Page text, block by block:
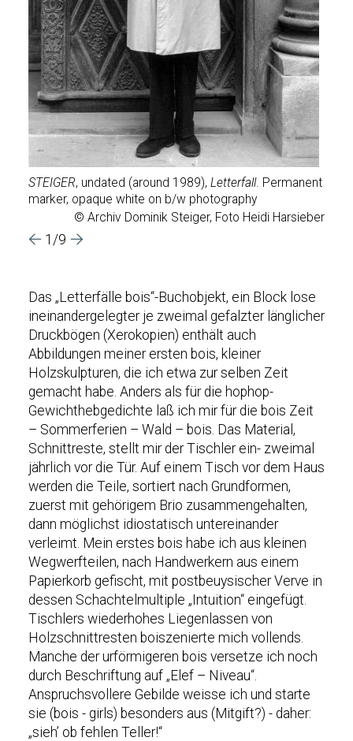
STEIGER, undated (around 1989), Letterfall. Permanent
marker, opaque white on b/w photography
© Archiv Dominik Steiger, Foto Heidi Harsieber
1/9
Das „Letterfälle bois“-Buchobjekt, ein Block lose
ineinandergelegter je zweimal gefalzter länglicher
Druckbögen (Xerokopien) enthält auch
Abbildungen meiner ersten bois, kleiner
Holzskulpturen, die ich etwa zur selben Zeit
gemacht habe. Anders als für die hophop-
Gewichthebgedichte laß ich mir für die bois Zeit
– Sommerferien – Wald – bois. Das Material,
Schnittreste, stellt mir der Tischler ein- zweimal
jährlich vor die Tür. Auf einem Tisch vor dem Haus
werden die Teile, sortiert nach Grundformen,
zuerst mit gehörigem Brio zusammengehalten,
dann möglichst idiostatisch untereinander
verleimt. Mein erstes bois habe ich aus kleinen
Wegwerfteilen, nach Handwerkern aus einem
Papierkorb gefischt, mit postbeuysischer Verve in
dessen Schachtelmultiple „Intuition“ eingefügt.
Tischlers wiederhohes Liegenlassen von
Holzschnittresten boiszenierte mich vollends.
Manche der urförmigeren bois versetze ich noch
durch Beschriftung auf „Elef – Niveau“.
Anspruchsvollere Gebilde weisse ich und starte
sie (bois - girls) besonders aus (Mitgift?) - daher:
„sieh’ ob fehlen Teller!“